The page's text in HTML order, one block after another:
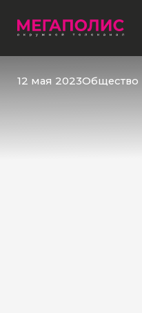
12 мая 2023Общество